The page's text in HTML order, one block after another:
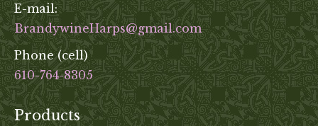
E-mail:
BrandywineHarps@gmail.com
Phone (cell)
610-764-8305
Products